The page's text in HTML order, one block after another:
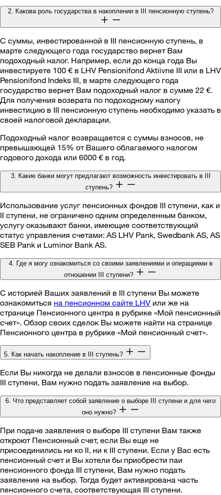
2. Какова роль государства в накоплении в III пенсионную ступень?
С суммы, инвестированной в III пенсионную ступень, в
марте следующего года государство вернет Вам
подоходный налог. Например, если до конца года Вы
инвестируете 100 € в LHV Pensionifond Aktiivne III или в LHV
Pensionifond Indeks III, в марте следующего года
государство вернет Вам подоходный налог в сумме 22 €.
Для получения возврата по подоходному налогу
инвестицию в III пенсионную ступень необходимо указать в
своей налоговой декларации.
Подоходный налог возвращается с суммы взносов, не
превышающей 15% от Вашего облагаемого налогом
годового дохода или 6000 € в год.
3. Какие банки могут предлагают возможность инвестировать в III
ступень?
Использование услуг пенсионных фондов III ступени, как и
II ступени, не ограничено одним определенным банком,
услугу оказывают банки, имеющие соответствующий
статус управления счетами: AS LHV Pank, Swedbank AS, AS
SEB Pank и Luminor Bank AS.
4. Где я могу ознакомиться со своими заявлениями и операциями в
отношении III ступени?
С историей Ваших заявлений в III ступени Вы можете
ознакомиться на пенсионном сайте LHV или же на
странице Пенсионного центра в рубрике «Мой пенсионный
счет». Обзор своих сделок Вы можете найти на странице
Пенсионного центра в рубрике «Мой пенсионный счет».
5. Как начать накопление в III ступень?
Если Вы никогда не делали взносов в пенсионные фонды
III ступени, Вам нужно подать заявление на выбор.
6. Что представляет собой заявление о выборе III ступени и для чего
оно нужно?
При подаче заявления о выборе III ступени Вам также
откроют Пенсионный счет, если Вы еще не
присоединились ни ко II, ни к III ступени. Если у Вас есть
пенсионный счет и Вы хотели бы приобрести паи
пенсионного фонда III ступени, Вам нужно подать
заявление на выбор. Тогда будет активирована часть
пенсионного счета, соответствующая III ступени.